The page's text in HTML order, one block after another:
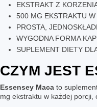
EKSTRAKT Z
500 MG EKSTRAKTU
PROSTA,
WYGODNA FORMA
SUPLEMENT DIETY
CZYM JEST
Essensey Maca to
mg ekstraktu w każdej porcji,